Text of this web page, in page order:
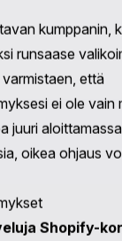
täällä.
ja Kasvu
yritysten
jotka
keräystä,
lisää heidän
alaisia